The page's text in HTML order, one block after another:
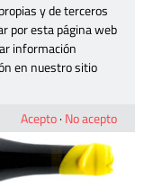
y de terceros
por esta página web
información
en nuestro sitio
Acepto· No acepto